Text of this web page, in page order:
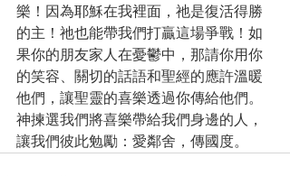
樂！因為耶穌在我裡面，祂是復活得勝
的主！祂也能帶我們打贏這場爭戰！如
果你的朋友家人在憂鬱中，那請你用你
的笑容、關切的話語和聖經的應許溫暖
他們，讓聖靈的喜樂透過你傳給他們。
神揀選我們將喜樂帶給我們身邊的人，
讓我們彼此勉勵：愛鄰舍，傳國度。